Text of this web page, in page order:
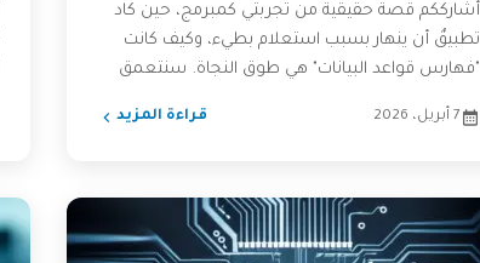
أشارككم قصة حقيقية من تجربتي كمبرمج، حين كاد
تطبيقٌ أن ينهار بسبب استعلام بطيء، وكيف كانت
"فهارس قواعد البيانات" هي طوق النجاة. سنتعمق
7 أبريل، 2026 قراءة المزيد